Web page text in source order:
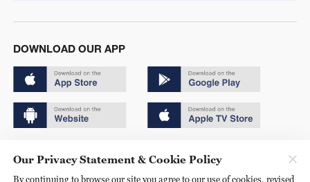
DOWNLOAD OUR APP
京ICP备20000184号
Our Privacy Statement & Cookie Policy
By continuing to browse our site you agree to our use of cookies, revised